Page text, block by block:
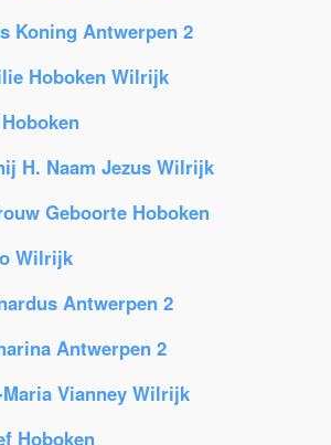
Koning Antwerpen 2
Hoboken Wilrijk
H. Naam Jezus Wilrijk
Geboorte Hoboken
Wilrijk
Antwerpen 2
Antwerpen 2
Vianney Wilrijk
Hoboken